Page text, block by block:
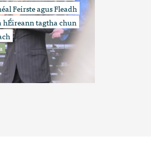
Feirste agus Fleadh
hÉireann tagtha chun